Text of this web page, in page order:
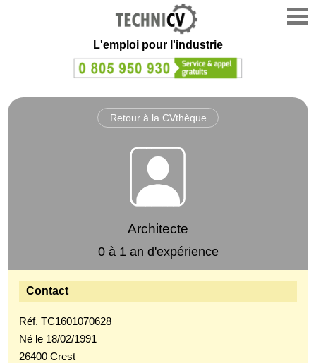
L'emploi pour l'industrie
Retour à la CVthèque
Architecte
0 à 1 an d'expérience
Contact
Réf. TC1601070628
Né le 18/02/1991
26400 Crest